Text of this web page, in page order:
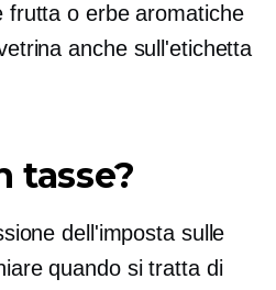
frutta o erbe aromatiche
anche sull'etichetta
tasse?
dell'imposta sulle
quando si tratta di